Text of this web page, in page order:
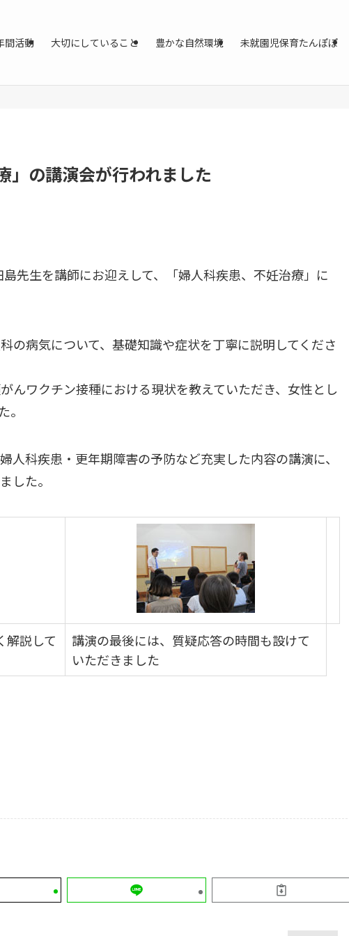
間活動 大切にしていること 豊かな自然環境 未就園児保育たんぽぽ
」の講演会が行われました
先生を講師にお迎えして、「婦人科疾患、不妊治療」に
の病気について、基礎知識や症状を丁寧に説明してくださ
んワクチン接種における現状を教えていただき、女性とし
。
人科疾患・更年期障害の予防など充実した内容の講演に、
した。
解説して
講演の最後には、質疑応答の時間も設けて
いただきました